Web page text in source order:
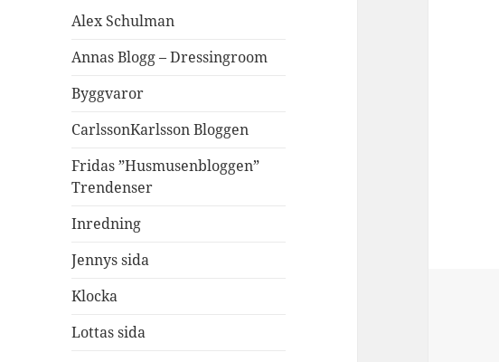
Alex Schulman
Annas Blogg – Dressingroom
Byggvaror
CarlssonKarlsson Bloggen
Fridas ”Husmusenbloggen”
Trendenser
Inredning
Jennys sida
Klocka
Lottas sida